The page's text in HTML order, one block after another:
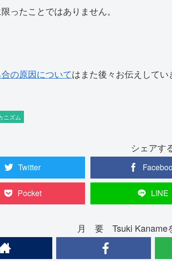
ったことではありません。
の原因についてはまた後々お伝えしてい
ニズム
シェアす
Twitter
Pocket LINE
月 要 Tsuki Kaname